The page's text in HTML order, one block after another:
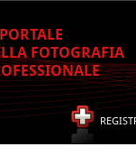
FOTOGRAFIA